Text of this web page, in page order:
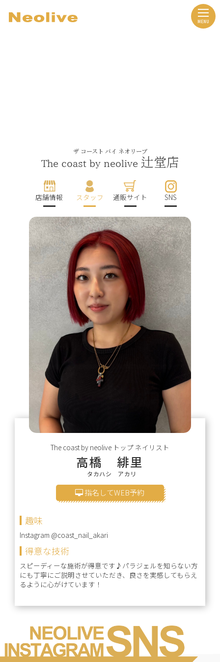
ザ コースト バイ ネオリーブ
The coast by neolive 辻堂店
店舗情報 スタッフ 通販サイト SNS
The coast by neolive トップ ネイリスト
高橋 緋里
タカハシ アカリ
指名してWEB予約
趣味
Instagram @coast_nail_akari
得意な技術
スピーディーな施術が得意です♪パラジェルを知らない方
にも丁寧にご説明させていただき、良さを実感してもらえ
るように心がけています！